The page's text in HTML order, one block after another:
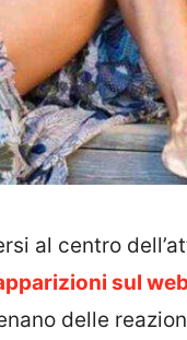
al centro
sul
delle